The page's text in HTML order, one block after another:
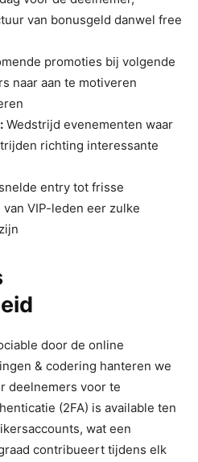
van bonusgeld danwel free
promoties bij volgende
naar aan te motiveren
Wedstrijd evenementen waar
richting interessante
entry tot frisse
VIP-leden eer zulke
door de online
& codering hanteren we
deelnemers voor te
(2FA) is available ten
wat een
contribueert tijdens elk